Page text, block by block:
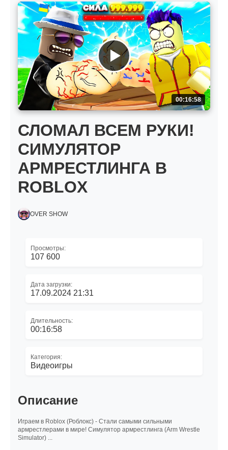
00:16:58
СЛОМАЛ ВСЕМ РУКИ!
СИМУЛЯТОР
АРМРЕСТЛИНГА В
ROBLOX
OVER SHOW
Просмотры:
107 600
Дата загрузки:
17.09.2024 21:31
Длительность:
00:16:58
Категория:
Видеоигры
Описание
Играем в Roblox (Роблокс) - Стали самыми сильными
армрестлерами в мире! Симулятор армрестлинга (Arm Wrestle
Simulator) ...